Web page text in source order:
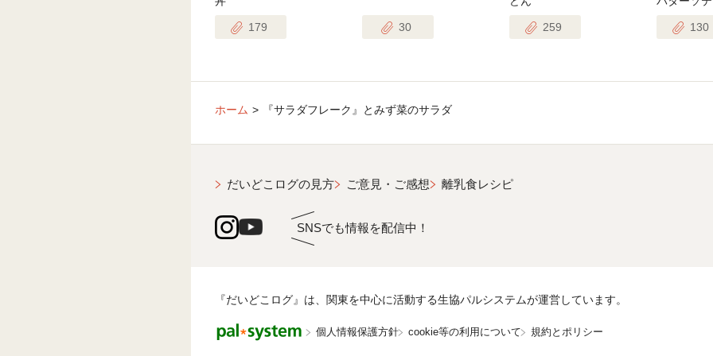
179 30 259 130
ホーム 『サラダフレーク』とみず菜のサラダ
だいどこログの見方 ご意見・ご感想 離乳食レシピ
SNSでも情報を配信中！
『だいどこログ』は、関東を中心に活動する生協パルシステムが運営しています。
個人情報保護方針 cookie等の利用について 規約とポリシー